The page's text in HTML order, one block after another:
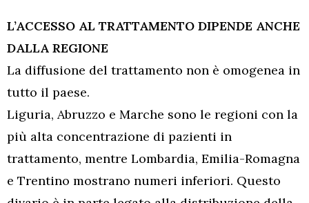
L’ACCESSO AL TRATTAMENTO DIPENDE ANCHE
DALLA REGIONE
La diffusione del trattamento non è omogenea in
tutto il paese.
Liguria, Abruzzo e Marche sono le regioni con la
più alta concentrazione di pazienti in
trattamento, mentre Lombardia, Emilia-Romagna
e Trentino mostrano numeri inferiori. Questo